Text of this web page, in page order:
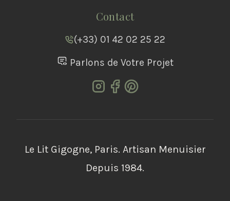
Contact
(+33) 01 42 02 25 22
Parlons de Votre Projet
Le Lit Gigogne, Paris. Artisan Menuisier
Depuis 1984.